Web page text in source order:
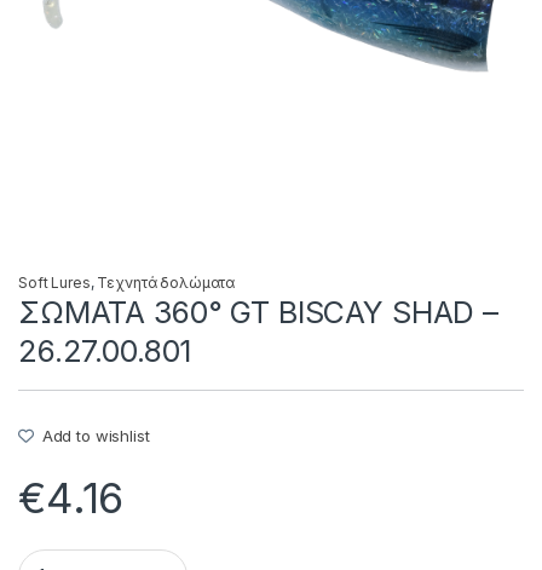
Soft Lures, Τεχνητά δολώματα
ΣΩΜΑΤΑ 360° GT BISCAY SHAD –
26.27.00.801
Add to wishlist
€4.16
ΣΩΜΑΤΑ 360° GT BISCAY SHAD - 26.27.00.801 quantity